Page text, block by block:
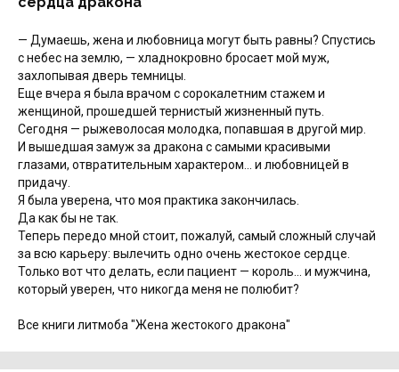
— Думаешь, жена и любовница могут быть равны? Спустись
с небес на землю, — хладнокровно бросает мой муж,
захлопывая дверь темницы.
Еще вчера я была врачом с сорокалетним стажем и
женщиной, прошедшей тернистый жизненный путь.
Сегодня — рыжеволосая молодка, попавшая в другой мир.
И вышедшая замуж за дракона с самыми красивыми
глазами, отвратительным характером... и любовницей в
придачу.
Я была уверена, что моя практика закончилась.
Да как бы не так.
Теперь передо мной стоит, пожалуй, самый сложный случай
за всю карьеру: вылечить одно очень жестокое сердце.
Только вот что делать, если пациент — король... и мужчина,
который уверен, что никогда меня не полюбит?
Все книги литмоба "Жена жестокого дракона"